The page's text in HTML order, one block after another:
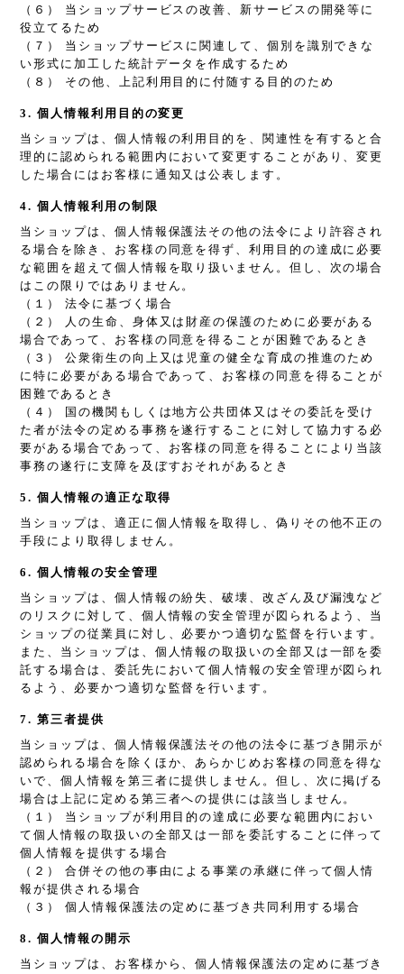
（６） 当ショップサービスの改善、新サービスの開発等に
役立てるため
（７） 当ショップサービスに関連して、個別を識別できな
い形式に加工した統計データを作成するため
（８） その他、上記利用目的に付随する目的のため
3. 個人情報利用目的の変更
当ショップは、個人情報の利用目的を、関連性を有すると合
理的に認められる範囲内において変更することがあり、変更
した場合にはお客様に通知又は公表します。
4. 個人情報利用の制限
当ショップは、個人情報保護法その他の法令により許容され
る場合を除き、お客様の同意を得ず、利用目的の達成に必要
な範囲を超えて個人情報を取り扱いません。但し、次の場合
はこの限りではありません。
（１） 法令に基づく場合
（２） 人の生命、身体又は財産の保護のために必要がある
場合であって、お客様の同意を得ることが困難であるとき
（３） 公衆衛生の向上又は児童の健全な育成の推進のため
に特に必要がある場合であって、お客様の同意を得ることが
困難であるとき
（４） 国の機関もしくは地方公共団体又はその委託を受け
た者が法令の定める事務を遂行することに対して協力する必
要がある場合であって、お客様の同意を得ることにより当該
事務の遂行に支障を及ぼすおそれがあるとき
5. 個人情報の適正な取得
当ショップは、適正に個人情報を取得し、偽りその他不正の
手段により取得しません。
6. 個人情報の安全管理
当ショップは、個人情報の紛失、破壊、改ざん及び漏洩など
のリスクに対して、個人情報の安全管理が図られるよう、当
ショップの従業員に対し、必要かつ適切な監督を行います。
また、当ショップは、個人情報の取扱いの全部又は一部を委
託する場合は、委託先において個人情報の安全管理が図られ
るよう、必要かつ適切な監督を行います。
7. 第三者提供
当ショップは、個人情報保護法その他の法令に基づき開示が
認められる場合を除くほか、あらかじめお客様の同意を得な
いで、個人情報を第三者に提供しません。但し、次に掲げる
場合は上記に定める第三者への提供には該当しません。
（１） 当ショップが利用目的の達成に必要な範囲内におい
て個人情報の取扱いの全部又は一部を委託することに伴って
個人情報を提供する場合
（２） 合併その他の事由による事業の承継に伴って個人情
報が提供される場合
（３） 個人情報保護法の定めに基づき共同利用する場合
8. 個人情報の開示
当ショップは、お客様から、個人情報保護法の定めに基づき